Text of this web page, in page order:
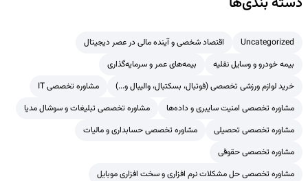
Uncategorized
اقتصاد شخصی و آینده مالی در عصر دیجیتال
بیمه خودرو و وسایل نقلیه
بیمه‌های عمر و سرمایه‌گذاری
خرید لوازم ورزشی تخصصی (فوتبال، بسکتبال، والیبال و...)
مشاوره تخصصی IT
مشاوره تخصصی امنیت سایبری و داده‌ها
مشاوره تخصصی تبلیغات و سوشال مدیا
مشاوره تخصصی تحصیلی
مشاوره تخصصی حسابداری و مالیات
مشاوره تخصصی حقوقی
مشاوره تخصصی حل مشکلات نرم افزاری و سخت افزاری موبایل